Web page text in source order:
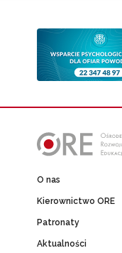
O nas
Kierownictwo ORE
Patronaty
Aktualności